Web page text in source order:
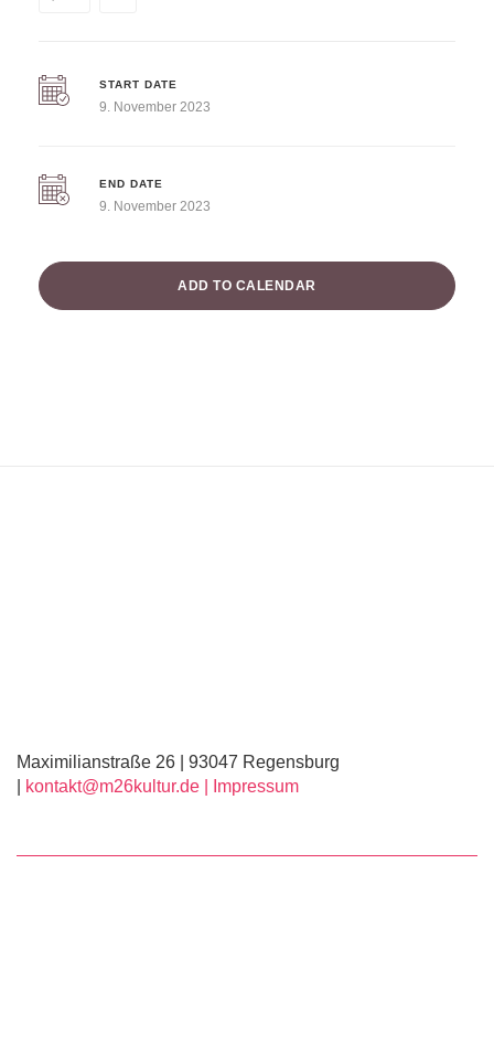
START DATE
9. November 2023
END DATE
9. November 2023
ADD TO CALENDAR
Maximilianstraße 26 | 93047 Regensburg
kontakt@m26kultur.de | Impressum